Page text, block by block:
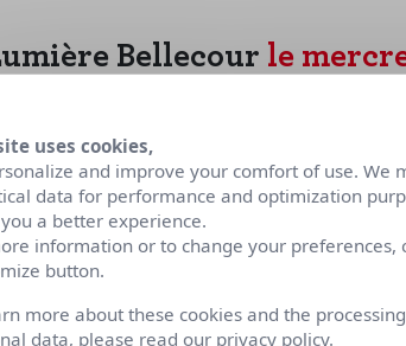
Bellecour le
Être
uses cookies,
and improve your comfort of use. We
data for performance and optimization
a better experience.
information or to change your preferences,
button.
more about these cookies and the
data, please read our privacy policy.